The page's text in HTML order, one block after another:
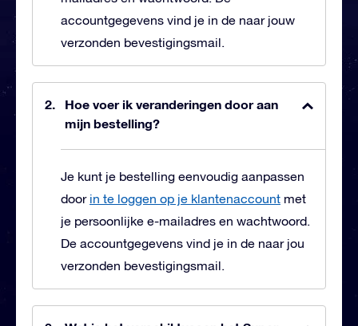
accountgegevens vind je in de naar jouw
verzonden bevestigingsmail.
Hoe voer ik veranderingen door aan
mijn bestelling?
Je kunt je bestelling eenvoudig aanpassen
door in te loggen op je klantenaccount met
je persoonlijke e-mailadres en wachtwoord.
De accountgegevens vind je in de naar jou
verzonden bevestigingsmail.